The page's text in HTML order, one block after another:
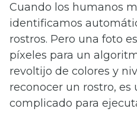
Cuando los humanos
identificamos
rostros. Pero una foto
píxeles para un
revoltijo de colores y
reconocer un rostro,
complicado para